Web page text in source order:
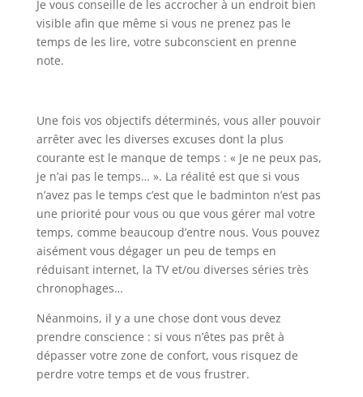
Je vous conseille de les accrocher à un endroit bien
visible afin que même si vous ne prenez pas le
temps de les lire, votre subconscient en prenne
note.
Une fois vos objectifs déterminés, vous aller pouvoir
arrêter avec les diverses excuses dont la plus
courante est le manque de temps : « Je ne peux pas,
je n’ai pas le temps… ». La réalité est que si vous
n’avez pas le temps c’est que le badminton n’est pas
une priorité pour vous ou que vous gérer mal votre
temps, comme beaucoup d’entre nous. Vous pouvez
aisément vous dégager un peu de temps en
réduisant internet, la TV et/ou diverses séries très
chronophages…
Néanmoins, il y a une chose dont vous devez
prendre conscience : si vous n’êtes pas prêt à
dépasser votre zone de confort, vous risquez de
perdre votre temps et de vous frustrer.